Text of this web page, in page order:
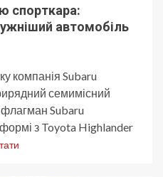
спорткара:
автомобіль
компанія Subaru
семимісний
Subaru
з Toyota Highlander